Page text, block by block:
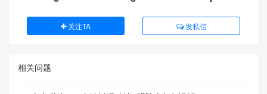
关注TA 发私信
相关问题